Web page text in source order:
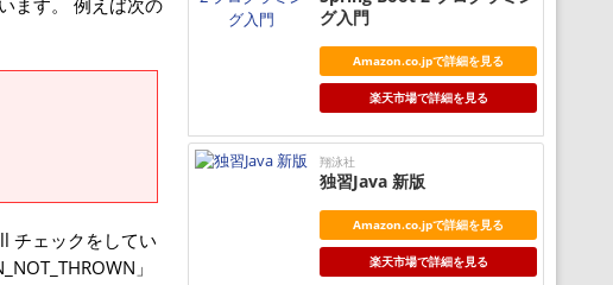
チェックをしてい
」
グ入門
Amazon.co.jpで詳細を見る
楽天市場で詳細を見る
翔泳社
独習Java 新版
Amazon.co.jpで詳細を見る
楽天市場で詳細を見る